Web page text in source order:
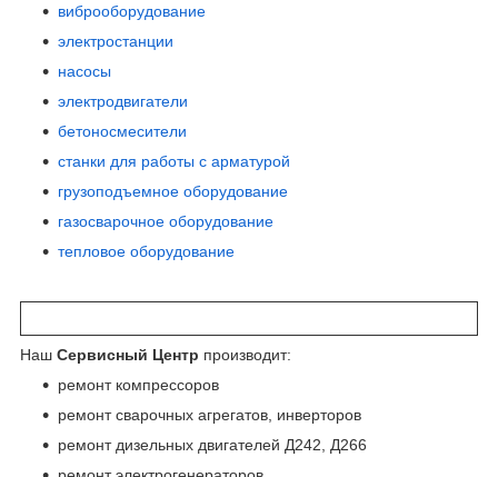
виброоборудование
электростанции
насосы
электродвигатели
бетоносмесители
станки для работы с арматурой
грузоподъемное оборудование
газосварочное оборудование
тепловое оборудование
Наш Сервисный Центр производит:
ремонт компрессоров
ремонт сварочных агрегатов, инверторов
ремонт дизельных двигателей Д242, Д266